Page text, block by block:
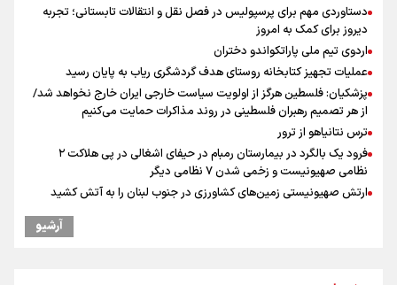
دستاوردی مهم برای پرسپولیس در فصل نقل و انتقالات تابستانی؛ تجربه
دیروز برای کمک به امروز
اردوی تیم ملی پاراتکواندو دختران
عملیات تجهیز کتابخانه روستای هدف گردشگری ریاب به پایان رسید
پزشکیان: فلسطین هرگز از اولویت سیاست خارجی ایران خارج نخواهد شد/
از هر تصمیم رهبران فلسطینی در روند مذاکرات حمایت می‌کنیم
ترس نتانیاهو از ترور
فرود یک بالگرد در بیمارستان رمبام در حیفای اشغالی در پی هلاکت ۲
نظامی صهیونیست و زخمی شدن ۷ نظامی دیگر
ارتش صهیونیستی زمین‌های کشاورزی در جنوب لبنان را به آتش کشید
پزشکیان: سخت‌ترین شرایط ممکن پس از انقلاب را تجربه میکنیم/ اگر تا
امروز مانده‌ایم بخاطر همه‌ مردم نجیب ایران بوده است/ رهبر شهید مثل
آرشیو